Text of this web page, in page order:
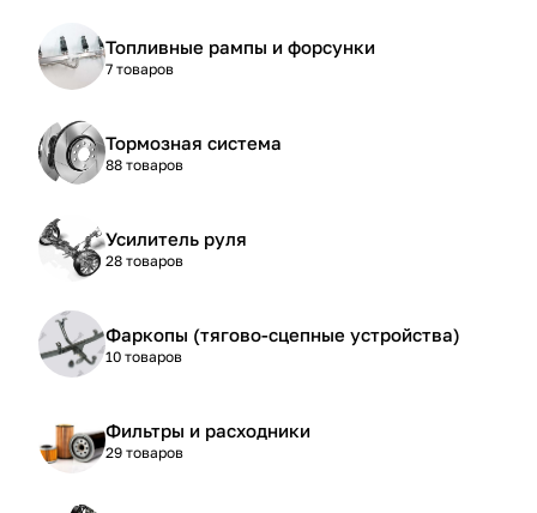
Топливные рампы и форсунки
7 товаров
Тормозная система
88 товаров
Усилитель руля
28 товаров
Фаркопы (тягово-сцепные устройства)
10 товаров
Фильтры и расходники
29 товаров